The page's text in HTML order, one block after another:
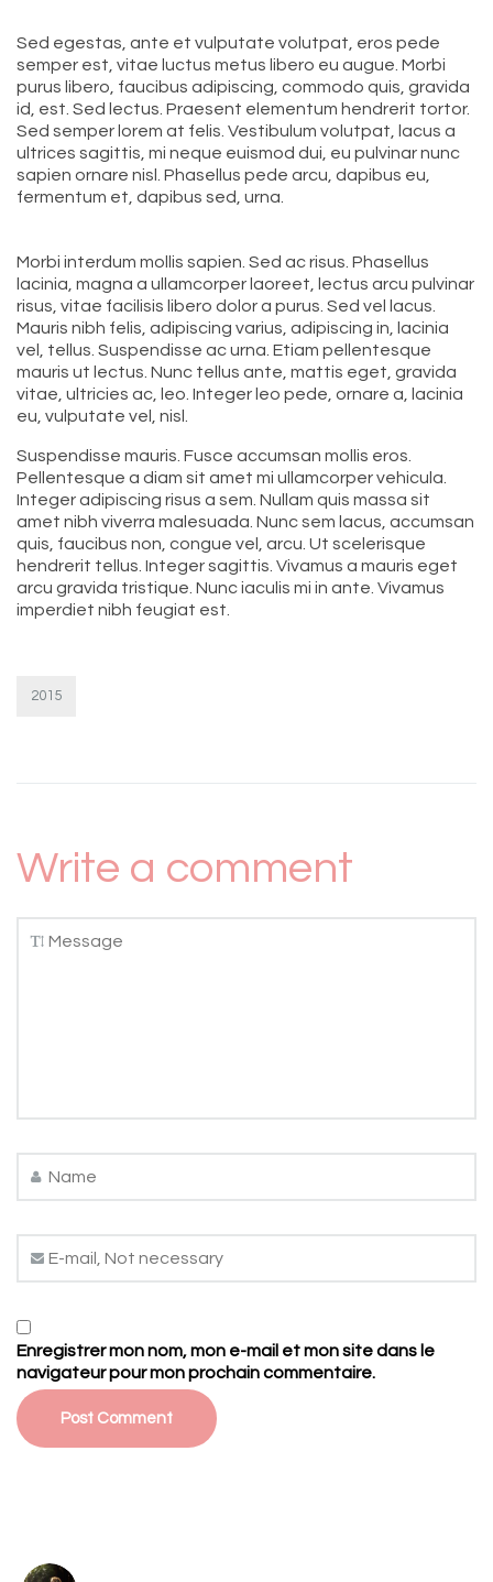
Sed egestas, ante et vulputate volutpat, eros pede
semper est, vitae luctus metus libero eu augue. Morbi
purus libero, faucibus adipiscing, commodo quis, gravida
id, est. Sed lectus. Praesent elementum hendrerit tortor.
Sed semper lorem at felis. Vestibulum volutpat, lacus a
ultrices sagittis, mi neque euismod dui, eu pulvinar nunc
sapien ornare nisl. Phasellus pede arcu, dapibus eu,
fermentum et, dapibus sed, urna.
Morbi interdum mollis sapien. Sed ac risus. Phasellus
lacinia, magna a ullamcorper laoreet, lectus arcu pulvinar
risus, vitae facilisis libero dolor a purus. Sed vel lacus.
Mauris nibh felis, adipiscing varius, adipiscing in, lacinia
vel, tellus. Suspendisse ac urna. Etiam pellentesque
mauris ut lectus. Nunc tellus ante, mattis eget, gravida
vitae, ultricies ac, leo. Integer leo pede, ornare a, lacinia
eu, vulputate vel, nisl.
Suspendisse mauris. Fusce accumsan mollis eros.
Pellentesque a diam sit amet mi ullamcorper vehicula.
Integer adipiscing risus a sem. Nullam quis massa sit
amet nibh viverra malesuada. Nunc sem lacus, accumsan
quis, faucibus non, congue vel, arcu. Ut scelerisque
hendrerit tellus. Integer sagittis. Vivamus a mauris eget
arcu gravida tristique. Nunc iaculis mi in ante. Vivamus
imperdiet nibh feugiat est.
2015
Write a comment
Enregistrer mon nom, mon e-mail et mon site dans le
navigateur pour mon prochain commentaire.